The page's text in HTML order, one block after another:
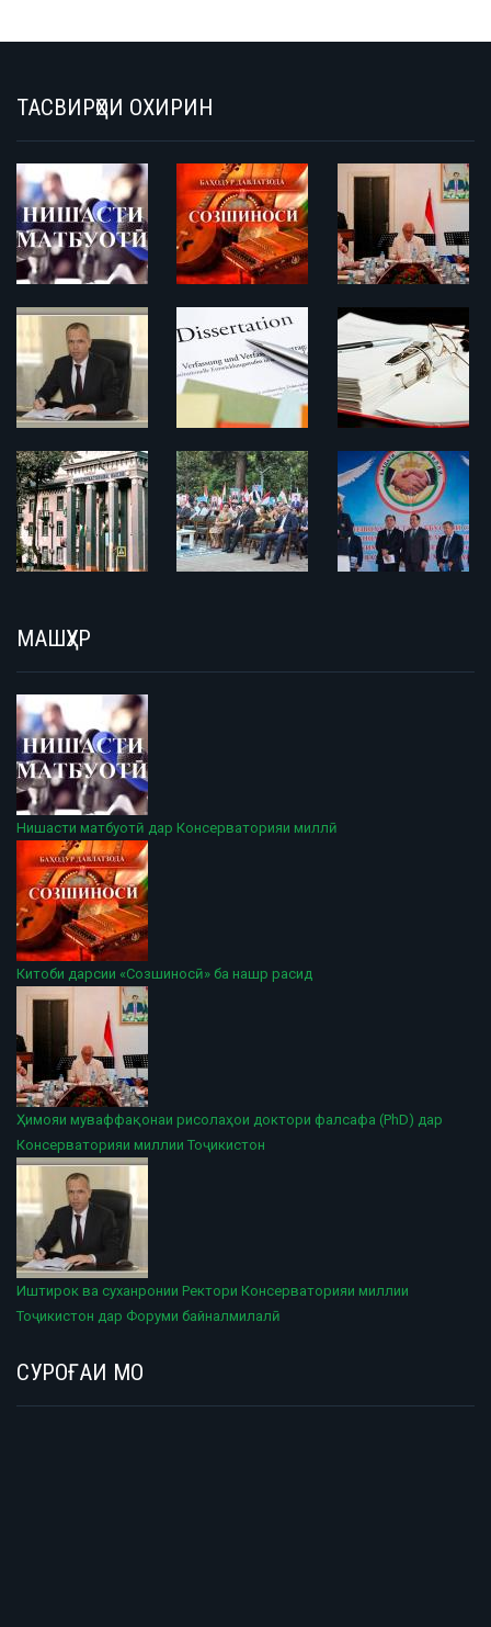
ТАСВИРҲОИ ОХИРИН
МАШҲУР
Нишасти матбуотӣ дар Консерваторияи миллӣ
Китоби дарсии «Созшиносӣ» ба нашр расид
Ҳимояи муваффақонаи рисолаҳои доктори фалсафа (PhD) дар
Консерваторияи миллии Тоҷикистон
Иштирок ва суханронии Ректори Консерваторияи миллии
Тоҷикистон дар Форуми байналмилалӣ
СУРОҒАИ МО